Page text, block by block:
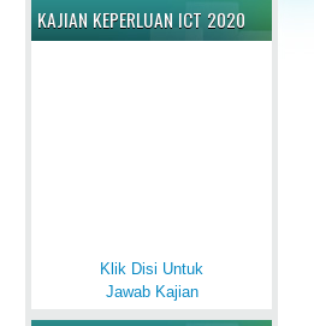
KAJIAN KEPERLUAN ICT 2020
Klik Disi Untuk
Jawab Kajian